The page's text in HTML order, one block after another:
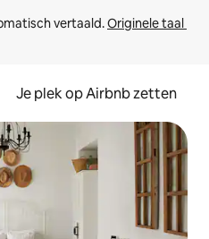
vertaald. Originele taal
Je plek op Airbnb zetten